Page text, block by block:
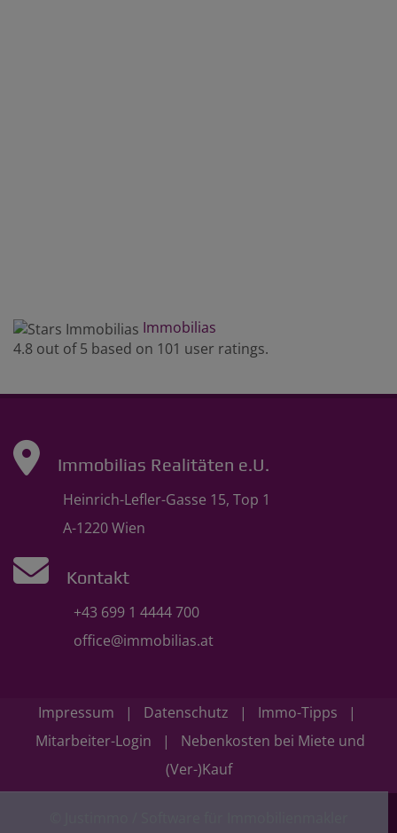
Immobilias
4.8 out of5 based on 101 user ratings.
Immobilias Realitäten e.U.
Heinrich-Lefler-Gasse 15, Top 1
A-1220 Wien
Kontakt
+43 699 1 4444 700
office@immobilias.at
Impressum | Datenschutz | Immo-Tipps
|
Mitarbeiter-Login | Nebenkosten bei Miete und
(Ver-)Kauf